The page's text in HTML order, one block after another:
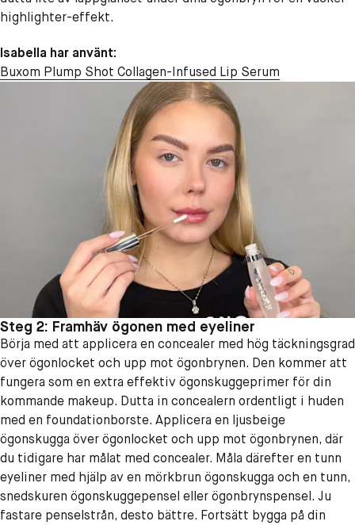
highlighter-effekt.
Isabella har använt:
Buxom Plump Shot Collagen-Infused Lip Serum
Steg 2: Framhäv ögonen med eyeliner
Börja med att applicera en concealer med hög täckningsgrad
över ögonlocket och upp mot ögonbrynen. Den kommer att
fungera som en extra effektiv ögonskuggeprimer för din
kommande makeup. Dutta in concealern ordentligt i huden
med en foundationborste. Applicera en ljusbeige
ögonskugga över ögonlocket och upp mot ögonbrynen, där
du tidigare har målat med concealer. Måla därefter en tunn
eyeliner med hjälp av en mörkbrun ögonskugga och en tunn,
snedskuren ögonskuggepensel eller ögonbrynspensel. Ju
fastare penselstrån, desto bättre. Fortsätt bygga på din